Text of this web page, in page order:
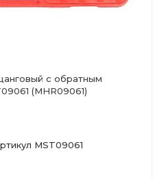
с обратным
(MHR09061)
MST09061